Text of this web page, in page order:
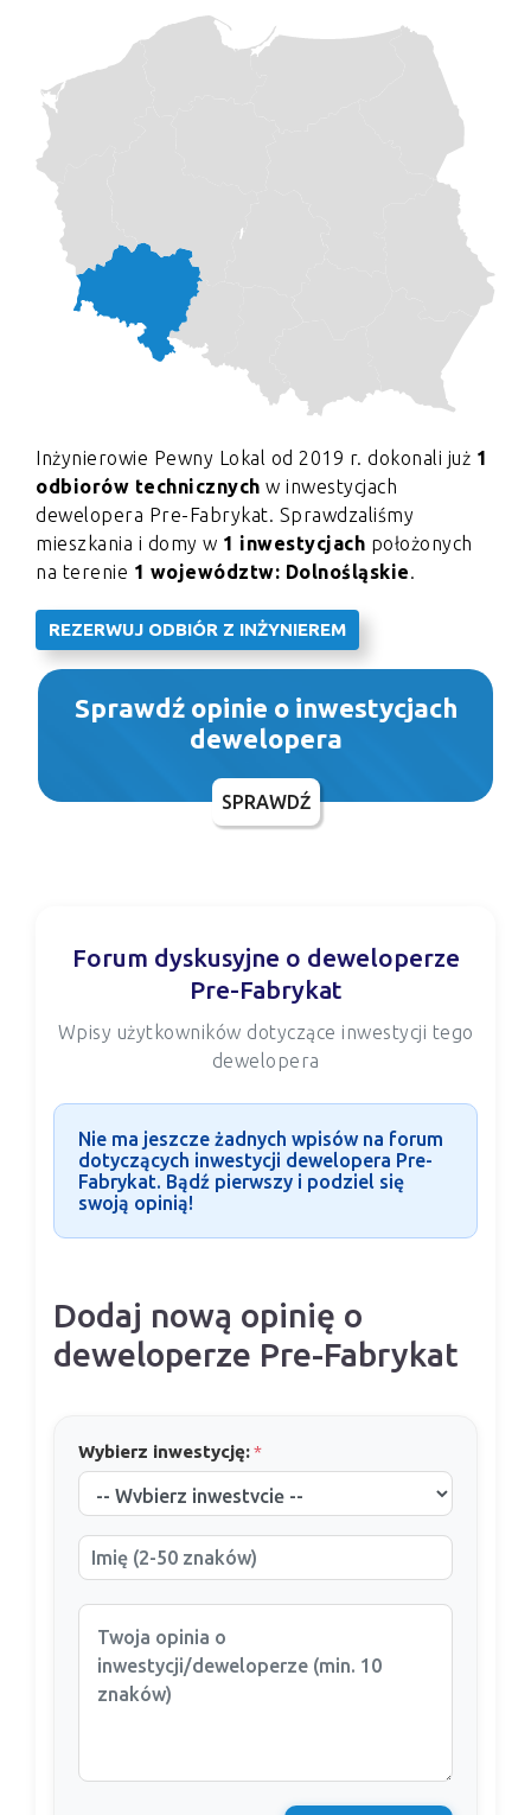
Inżynierowie Pewny Lokal od 2019 r. dokonali już 1
odbiorów technicznych w inwestycjach
dewelopera Pre-Fabrykat. Sprawdzaliśmy
mieszkania i domy w 1 inwestycjach położonych
na terenie 1 województw: Dolnośląskie.
REZERWUJ ODBIÓR Z INŻYNIEREM
Sprawdź opinie o inwestycjach
dewelopera
SPRAWDŹ
Forum dyskusyjne o deweloperze
Pre-Fabrykat
Wpisy użytkowników dotyczące inwestycji tego
dewelopera
Nie ma jeszcze żadnych wpisów na forum
dotyczących inwestycji dewelopera Pre-
Fabrykat. Bądź pierwszy i podziel się
swoją opinią!
Dodaj nową opinię o
deweloperze Pre-Fabrykat
Wybierz inwestycję:*